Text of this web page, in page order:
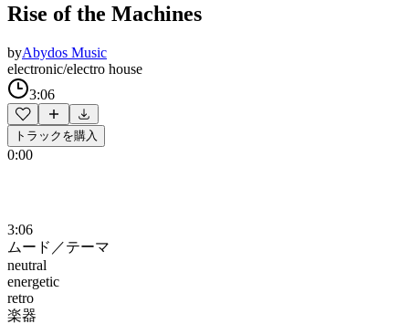
Rise of the Machines
byAbydos Music
electronic/electro house
3:06
トラックを購入
0:00
3:06
ムード／テーマ
neutral
energetic
retro
楽器